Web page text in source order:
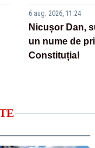
6 aug. 2026, 11:24
Nicușor Dan,
un nume de
Constituția!